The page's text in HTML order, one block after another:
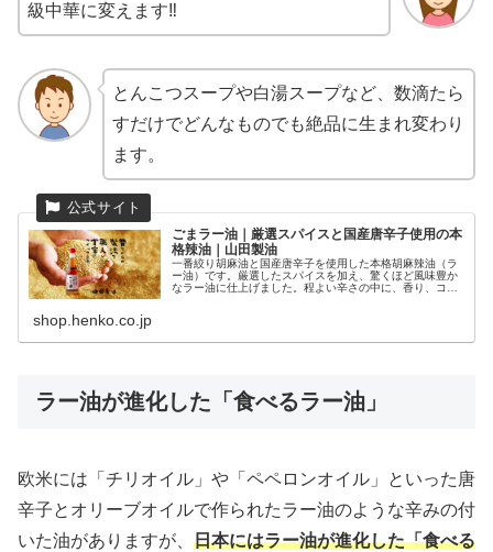
級中華に変えます‼︎
とんこつスープや白湯スープなど、数滴たら
すだけでどんなものでも絶品に生まれ変わり
ます。
ごまラー油｜厳選スパイスと国産唐辛子使用の本
格辣油｜山田製油
一番絞り胡麻油と国産唐辛子を使用した本格胡麻辣油（ラ
ー油）です。厳選したスパイスを加え、驚くほど風味豊か
なラー油に仕上げました。程よい辛さの中に、香り、コ
shop.henko.co.jp
ラー油が進化した「食べるラー油」
欧米には「チリオイル」や「ペペロンオイル」といった唐
辛子とオリーブオイルで作られたラー油のような辛みの付
いた油がありますが、 日本にはラー油が進化した「食べる